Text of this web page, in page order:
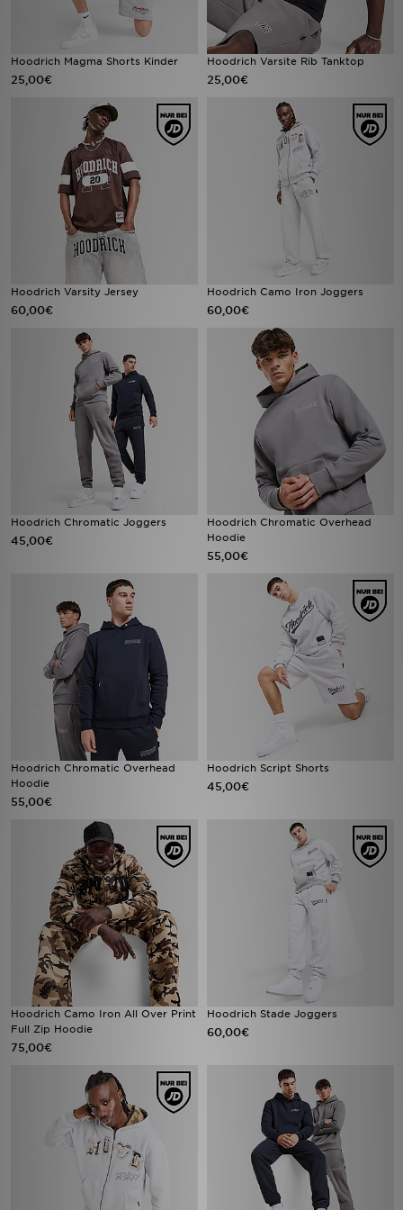
Hoodrich Magma Shorts Kinder
25,00€
Hoodrich Varsite Rib Tanktop
25,00€
Hoodrich Varsity Jersey
60,00€
Hoodrich Camo Iron Joggers
60,00€
Hoodrich Chromatic Joggers
45,00€
Hoodrich Chromatic Overhead
Hoodie
55,00€
Hoodrich Chromatic Overhead
Hoodie
55,00€
Hoodrich Script Shorts
45,00€
Hoodrich Camo Iron All Over Print
Full Zip Hoodie
75,00€
Hoodrich Stade Joggers
60,00€